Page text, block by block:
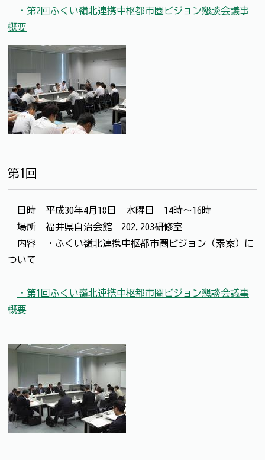
・第2回ふくい嶺北連携中枢都市圏ビジョン懇談会議事
概要
第1回
日時 平成30年4月18日 水曜日 14時～16時
場所 福井県自治会館 202,203研修室
内容 ・ふくい嶺北連携中枢都市圏ビジョン（素案）に
ついて
・第1回ふくい嶺北連携中枢都市圏ビジョン懇談会議事
概要